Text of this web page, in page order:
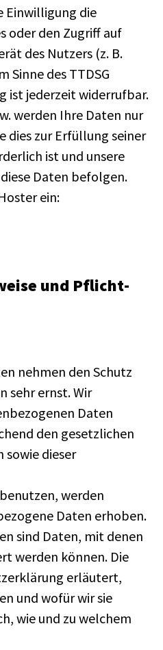
Einwilligung die
oder den Zugriff auf
des Nutzers (z. B.
Sinne des TTDSG
ist jederzeit widerrufbar.
werden Ihre Daten nur
dies zur Erfüllung seiner
ist und unsere
Daten befolgen.
ein:
und Pflicht­
nehmen den Schutz
sehr ernst. Wir
Daten
den gesetzlichen
sowie dieser
werden
Daten erhoben.
sind Daten, mit denen
werden können. Die
erläutert,
und wofür wir sie
wie und zu welchem